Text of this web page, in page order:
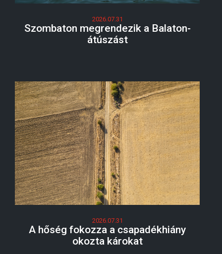
2026.07.31
Szombaton megrendezik a Balaton-
átúszást
2026.07.31
A hőség fokozza a csapadékhiány
okozta károkat